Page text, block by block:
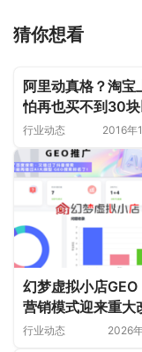
猜你想看
阿里动真格？淘宝
怕再也买不到30块
数据线
行业动态 2016年
幻梦虚拟小店GEO
营销模式迎来重大
行业动态 2026